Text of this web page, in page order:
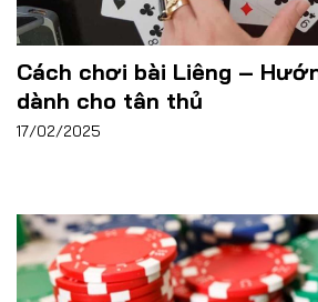
Cách chơi bài Liêng –
dành cho tân thủ
17/02/2025